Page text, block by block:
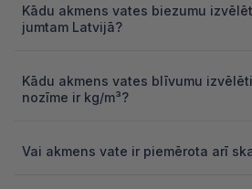
Kādu akmens vates biezumu
jumtam Latvijā?
Kādu akmens vates blīvumu
nozīme ir kg/m³?
Vai akmens vate ir piemērota arī